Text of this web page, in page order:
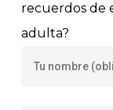
recuerdos de
adulta?